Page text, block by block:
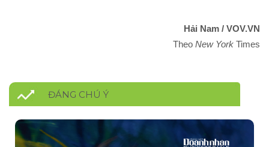
Hải Nam / VOV.VN
Theo New York Times
ĐÁNG CHÚ Ý